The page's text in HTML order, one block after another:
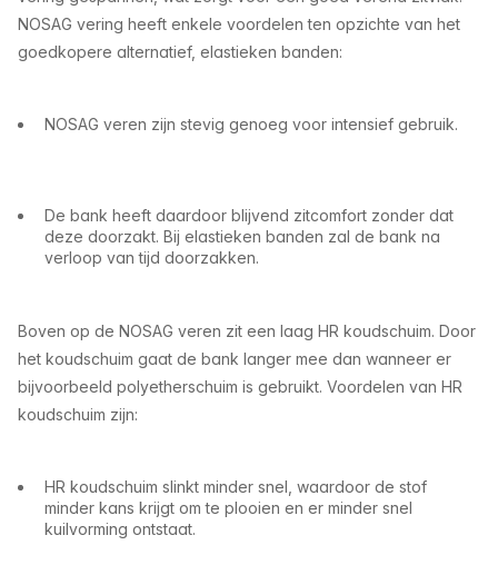
NOSAG vering heeft enkele voordelen ten opzichte van het
goedkopere alternatief, elastieken banden:
NOSAG veren zijn stevig genoeg voor intensief gebruik.
De bank heeft daardoor blijvend zitcomfort zonder dat
deze doorzakt. Bij elastieken banden zal de bank na
verloop van tijd doorzakken.
Boven op de NOSAG veren zit een laag HR koudschuim. Door
het koudschuim gaat de bank langer mee dan wanneer er
bijvoorbeeld polyetherschuim is gebruikt. Voordelen van HR
koudschuim zijn:
HR koudschuim slinkt minder snel, waardoor de stof
minder kans krijgt om te plooien en er minder snel
kuilvorming ontstaat.